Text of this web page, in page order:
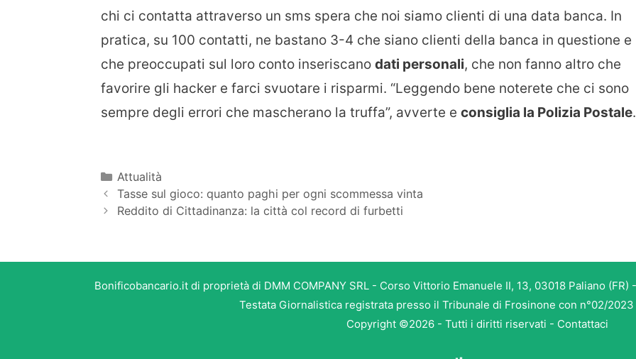
chi ci contatta attraverso un sms spera che noi siamo clienti di una data banca. In
pratica, su 100 contatti, ne bastano 3-4 che siano clienti della banca in questione e
che preoccupati sul loro conto inseriscano dati personali, che non fanno altro che
favorire gli hacker e farci svuotare i risparmi. “Leggendo bene noterete che ci sono
sempre degli errori che mascherano la truffa”, avverte e consiglia la Polizia Postale.
Categorie
Attualità
Tasse sul gioco: quanto paghi per ogni scommessa vinta
Reddito di Cittadinanza: la città col record di furbetti
Bonificobancario.it di proprietà di DMM COMPANY SRL - Corso Vittorio Emanuele II, 13, 03018 Paliano
Testata Giornalistica registrata presso il Tribunale di Frosinone con n°02/
Copyright ©2026 - Tutti i diritti riservati - Contattaci